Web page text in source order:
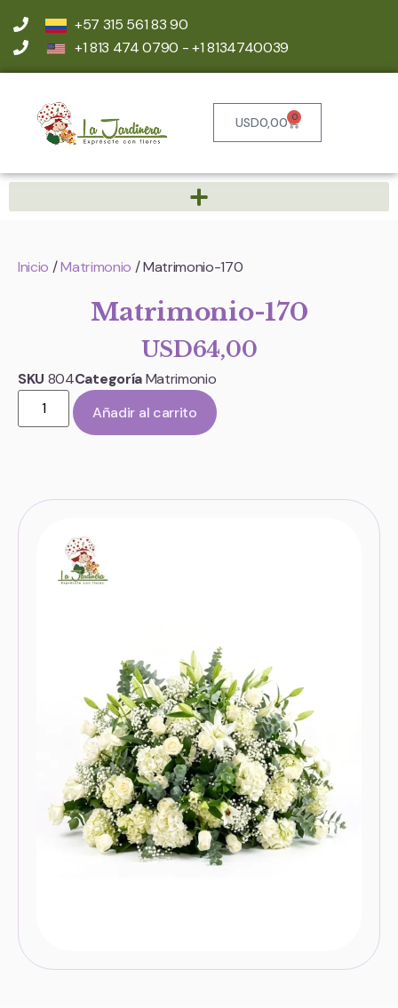
+57 315 561 83 90
+1 813 474 0790 - +1 8134740039
USD0,00 0
Inicio /Matrimonio / Matrimonio-170
Matrimonio-170
USD64,00
SKU 804CategoríaMatrimonio
Añadir al carrito